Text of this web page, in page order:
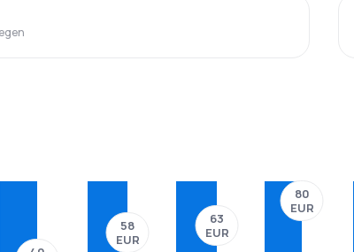
58
EUR
63
EUR
80
EUR